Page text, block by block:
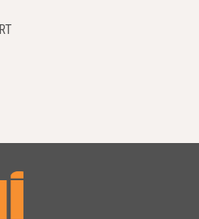
letne čase.
kar omogoča uporabo tudi